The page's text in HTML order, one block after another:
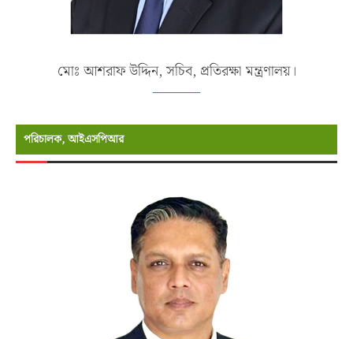
মোঃ আশরাফ উদ্দিন, সচিব, প্রতিরক্ষা মন্ত্রণালয়।
পরিচালক, আইএসপিআর